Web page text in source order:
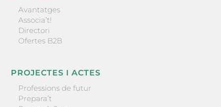
Avantatges
Associa’t!
Directori
Ofertes B2B
PROJECTES I ACTES
Professions de futur
Prepara’t